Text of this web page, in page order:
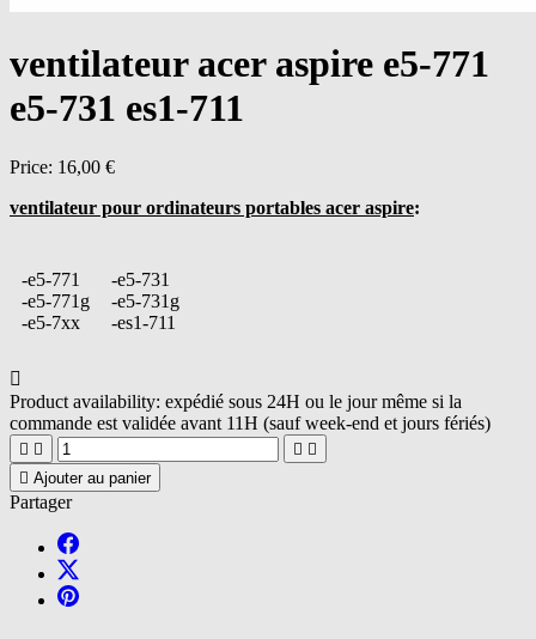
ventilateur acer aspire e5-771
e5-731 es1-711
Price: 16,00 €
ventilateur pour ordinateurs portables acer aspire:
-e5-771
-e5-771g
-e5-7xx
-e5-731
-e5-731g
-es1-711

Product availability: expédié sous 24H ou le jour même si la
commande est validée avant 11H (sauf week-end et jours fériés)
   
 Ajouter au panier
Partager